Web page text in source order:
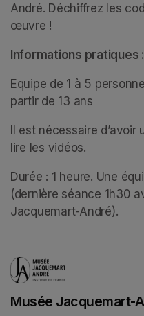
André. Déchiffrez les
œuvre !
Informations pratiques :
Equipe de 1 à 5
partir de 13 ans
Il est nécessaire
lire les vidéos.
Durée : 1 heure. Une
(dernière séance 1h30
Jacquemart-André).
Musée Jacquemart-